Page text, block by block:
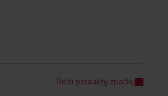
Další produkty značky